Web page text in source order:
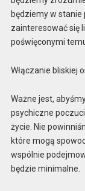
będziemy w stanie
zainteresować się
poświęconymi
Włączanie bliskiej
Ważne jest,
psychiczne
życie. Nie
które mogą
wspólnie
będzie minimalne.